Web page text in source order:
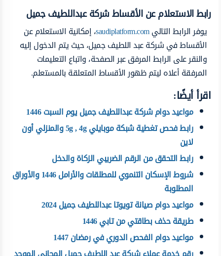
رابط الاستعلام عن الأقساط شركة عبداللطيف جميل
يوفر الرابط التاليsaudiplatform.com، إمكانية الاستعلام عن
الأقساط في شركة عبد اللطيف جميل، حيث يتم الدخول إليه
والنقر على الرابط المرفق عبر الصفحة، واتباع التعليمات
المرفقة أعلاه ليتم ظهور الأقساط المتعلقة بالمستعلم.
اقرأ أيضًا:
مواعيد دوام شركة عبداللطيف جميل يوم السبت 1446
رابط فحص تغطية شبكة موبايلي 5g , 4g والمنزلي أون
لاين
رابط التحقق من الرقم الضريبي الزكاة والدخل
شروط الإسكان التنموي للمطلقات والأرامل 1446 والأوراق
المطلوبة
مواعيد دوام صيانة تويوتا عبداللطيف جميل 2024
طريقة حذف بطاقتي من تابي 1446
مواعيد دوام الفحص الدوري في رمضان 1447